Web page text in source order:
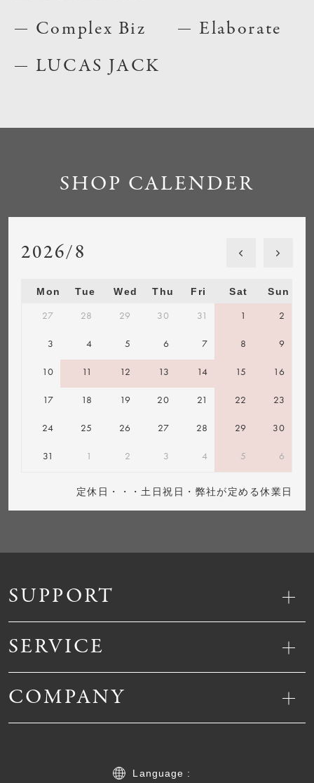
Complex Biz
LUCAS JACK
Elaborate
SUPPORT
SERVICE
COMPANY
Language :
SHOP CALENDER
2026/8
Mon Tue Wed Thu Fri Sat Sun
27 28 29 30 31 1 2
3 4 5 6 7 8 9
10 11 12 13 14 15 16
17 18 19 20 21 22 23
24 25 26 27 28 29 30
31 1 2 3 4 5 6
定休日・・・土日祝日・弊社が定める休業日